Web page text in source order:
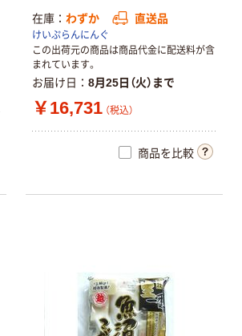
在庫 わずか 直送品
けいぷらんにんぐ
この出荷元の商品は商品代金に配送料が含
まれています。
お届け日 8月25日（火）まで
￥16,731 （税込）
商品を比較